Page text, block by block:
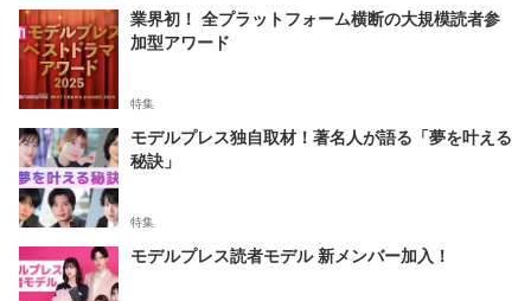
業界初！ 全プラットフォーム横断の大規模読者参
加型アワード
特集
モデルプレス独自取材！著名人が語る「夢を叶える
秘訣」
特集
モデルプレス読者モデル 新メンバー加入！